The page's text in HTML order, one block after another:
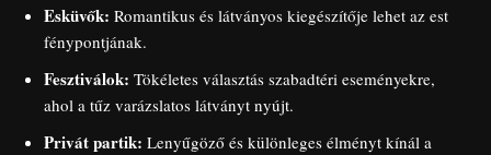
Esküvők: Romantikus és látványos kiegészítője lehet az est
fénypontjának.
Fesztiválok: Tökéletes választás szabadtéri eseményekre,
ahol a tűz varázslatos látványt nyújt.
Privát partik: Lenyűgöző és különleges élményt kínál a